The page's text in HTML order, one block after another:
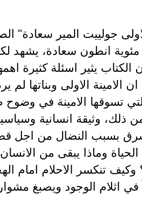
انطون سعادة، يشهد
الكتاب يثير اسئلة كثيرة
الامينة الاولى وبناتها
التي تسوقها الامينة في
من ذلك، وثيقة انسانية
بسبب النضال من اجل
وماذا يبقى من
تنكسر الاحلام امام
اثلام الوجود ويصبغ